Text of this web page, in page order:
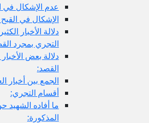
عدم الإشكال في القبح الفاعلي:
الإشكال في القبح الفعلي:
دلالة الأخبار الكثيرة على العفو عن
التجري بمجرد القصد إلى المعصية
دلالة بعض الأخبار على العقاب في
الجمع بين أخبار العفو و العقاب:
أقسام التجري:
ما أفاده الشهيد حول بعض الأقسام